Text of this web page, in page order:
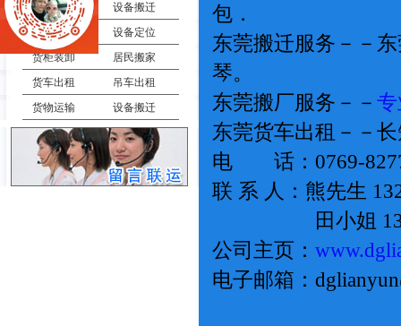
吊车出租
设备搬迁
机器移位
设备定位
货柜装卸
居民搬家
货车出租
吊车出租
货物运输
设备搬迁
包．
东莞搬迁服务－－
琴。
东莞搬厂服务－－
东莞货车出租－－
电 话：0769-
联 系 人：熊先生
田小姐
公司主页：
电子邮箱：